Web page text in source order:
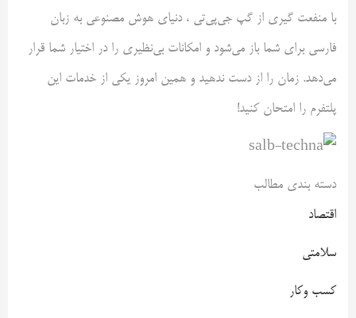
با منفعت گیری از گپ جی‌پی‌تی ، دنیای هوش مصنوعی به زبان
فارسی برای شما باز می‌شود و امکانات بی‌نظیری را در اختیار شما قرار
می‌دهد. زمان را از دست ندهید و همین امروز یکی از خدمات این
پلتفرم را امتحان کنید!
دسته بندی مطالب
اقتصاد
سلامتی
کسب وکار